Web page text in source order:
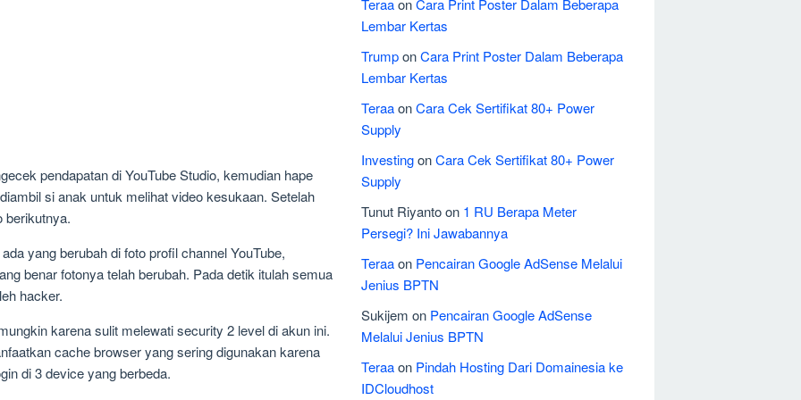
pendapatan di YouTube Studio, kemudian hape
si anak untuk melihat video kesukaan. Setelah
berikutnya.
yang berubah di foto profil channel YouTube,
benar fotonya telah berubah. Pada detik itulah semua
hacker.
karena sulit melewati security 2 level di akun ini.
cache browser yang sering digunakan karena
di 3 device yang berbeda.
TeraaonCara Print Poster Dalam Beberapa
Lembar Kertas
TrumponCara Print Poster Dalam Beberapa
Lembar Kertas
TeraaonCara Cek Sertifikat 80+ Power
Supply
InvestingonCara Cek Sertifikat 80+ Power
Supply
Tunut Riyantoon 1 RU Berapa Meter
Persegi? Ini Jawabannya
Teraaon Pencairan Google AdSense Melalui
Jenius BPTN
Sukijem on Pencairan Google AdSense
Melalui Jenius BPTN
Teraaon Pindah Hosting Dari Domainesia ke
IDCloudhost